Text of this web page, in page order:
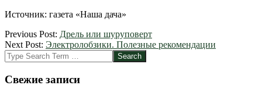
Источник: газета «Наша дача»
2012-
04-
26
Previous Post: Дрель или шуруповерт
Next Post: Электролобзики. Полезные рекомендации
Search
Свежие записи